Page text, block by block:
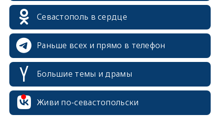
Севастополь в сердце
Раньше всех и прямо в телефон
Большие темы и драмы
Живи по-севастопольски